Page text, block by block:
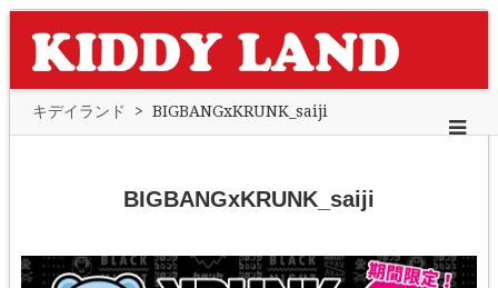
キデイランド > BIGBANGxKRUNK_saiji
BIGBANGxKRUNK_saiji